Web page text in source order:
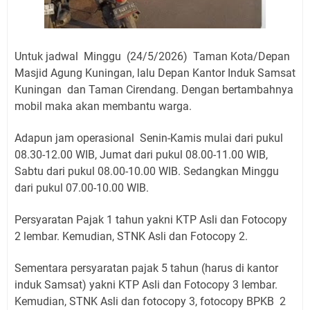
Untuk jadwal Minggu (24/5/2026) Taman Kota/Depan
Masjid Agung Kuningan, lalu Depan Kantor Induk Samsat
Kuningan dan Taman Cirendang. Dengan bertambahnya
mobil maka akan membantu warga.
Adapun jam operasional Senin-Kamis mulai dari pukul
08.30-12.00 WIB, Jumat dari pukul 08.00-11.00 WIB,
Sabtu dari pukul 08.00-10.00 WIB. Sedangkan Minggu
dari pukul 07.00-10.00 WIB.
Persyaratan Pajak 1 tahun yakni KTP Asli dan Fotocopy
2 lembar. Kemudian, STNK Asli dan Fotocopy 2.
Sementara persyaratan pajak 5 tahun (harus di kantor
induk Samsat) yakni KTP Asli dan Fotocopy 3 lembar.
Kemudian, STNK Asli dan fotocopy 3, fotocopy BPKB 2